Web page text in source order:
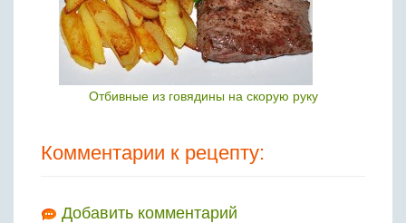
Отбивные из говядины на скорую руку
Комментарии к рецепту:
Добавить комментарий